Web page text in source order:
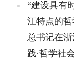
“建设具有
江特点的
总书记在
践·哲学社